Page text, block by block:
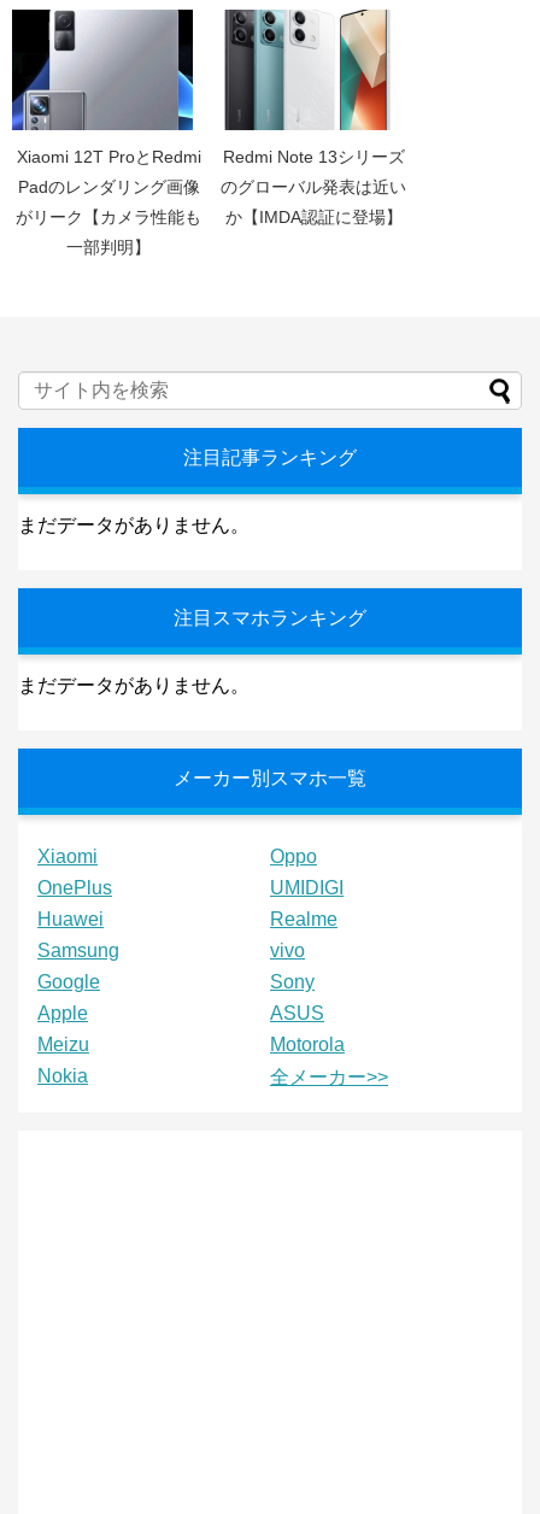
Xiaomi 12T ProとRedmi
Padのレンダリング画像
がリーク【カメラ性能も
一部判明】
Redmi Note 13シリーズ
のグローバル発表は近い
か【IMDA認証に登場】
注目記事ランキング
まだデータがありません。
注目スマホランキング
まだデータがありません。
メーカー別スマホ一覧
Xiaomi
Oppo
OnePlus
UMIDIGI
Huawei
Realme
Samsung
vivo
Google
Sony
Apple
ASUS
Meizu
Motorola
Nokia
全メーカー>>